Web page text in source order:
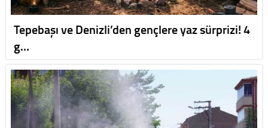
Tepebaşı ve Denizli’den gençlere yaz sürprizi! 4
g…